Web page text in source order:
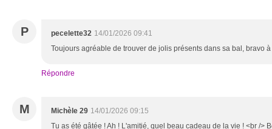
P pecelette32 14/01/2026 09:41
Toujours agréable de trouver de jolis présents dans sa bal, bravo
Répondre
M Michèle 29 14/01/2026 09:15
Tu as été gâtée ! Ah ! L'amitié, quel beau cadeau de la vie ! <br />